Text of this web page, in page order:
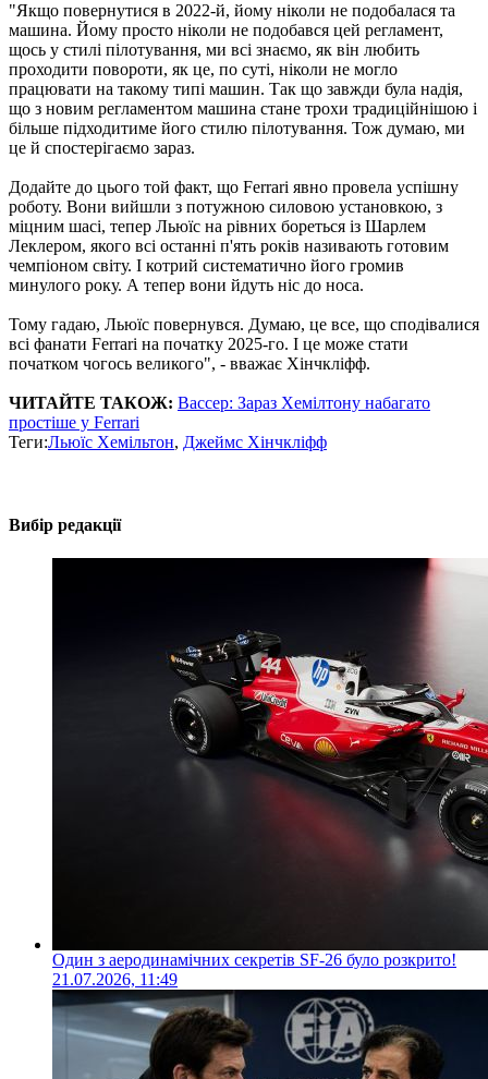
"Якщо повернутися в 2022-й, йому ніколи не подобалася та
машина. Йому просто ніколи не подобався цей регламент,
щось у стилі пілотування, ми всі знаємо, як він любить
проходити повороти, як це, по суті, ніколи не могло
працювати на такому типі машин. Так що завжди була надія,
що з новим регламентом машина стане трохи традиційнішою і
більше підходитиме його стилю пілотування. Тож думаю, ми
це й спостерігаємо зараз.
Додайте до цього той факт, що Ferrari явно провела успішну
роботу. Вони вийшли з потужною силовою установкою, з
міцним шасі, тепер Льюїс на рівних бореться із Шарлем
Леклером, якого всі останні п'ять років називають готовим
чемпіоном світу. І котрий систематично його громив
минулого року. А тепер вони йдуть ніс до носа.
Тому гадаю, Льюїс повернувся. Думаю, це все, що сподівалися
всі фанати Ferrari на початку 2025-го. І це може стати
початком чогось великого", - вважає Хінчкліфф.
ЧИТАЙТЕ ТАКОЖ: Вассер: Зараз Хемілтону набагато
простіше у Ferrari
Теги:Льюїс Хемільтон, Джеймс Хінчкліфф
Вибір редакції
Один з аеродинамічних секретів SF-26 було розкрито!
21.07.2026, 11:49